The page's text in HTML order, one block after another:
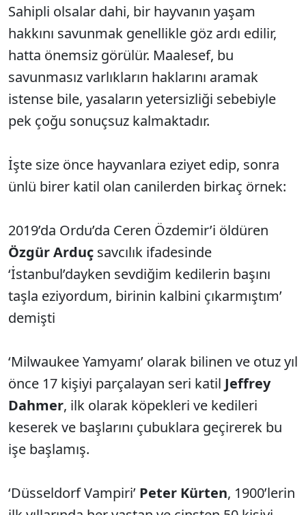
Sahipli olsalar dahi, bir hayvanın yaşam
hakkını savunmak genellikle göz ardı edilir,
hatta önemsiz görülür. Maalesef, bu
savunmasız varlıkların haklarını aramak
istense bile, yasaların yetersizliği sebebiyle
pek çoğu sonuçsuz kalmaktadır.
İşte size önce hayvanlara eziyet edip, sonra
ünlü birer katil olan canilerden birkaç örnek:
2019’da Ordu’da Ceren Özdemir’i öldüren
Özgür Arduç savcılık ifadesinde
‘İstanbul’dayken sevdiğim kedilerin başını
taşla eziyordum, birinin kalbini çıkarmıştım’
demişti
‘Milwaukee Yamyamı’ olarak bilinen ve otuz yıl
önce 17 kişiyi parçalayan seri katil Jeffrey
Dahmer, ilk olarak köpekleri ve kedileri
keserek ve başlarını çubuklara geçirerek bu
işe başlamış.
‘Düsseldorf Vampiri’ Peter Kürten, 1900’lerin